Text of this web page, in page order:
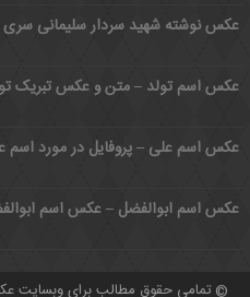
عکس نوشته شهید سردار سلیمانی سری
عکس اسم تولد – متن و عکس تبریک
عکس اسم علی – پروفایل در مورد اسم
عکس اسم ابوالفضل – عکس اسم
© تمامی حقوق مطالب برای وبسایت